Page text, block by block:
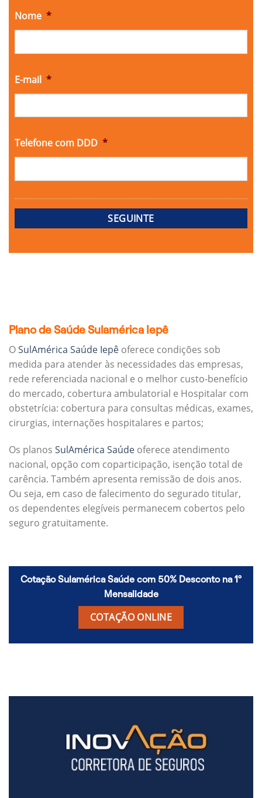
Nome *
E-mail *
Telefone com DDD *
Plano de Saúde Sulamérica Iepê
OSulAmérica Saúde Iepê oferece condições sob
medida para atender às necessidades das empresas,
rede referenciada nacional e o melhor custo-benefício
do mercado, cobertura ambulatorial e Hospitalar com
obstetrícia: cobertura para consultas médicas, exames,
cirurgias, internações hospitalares e partos;
Os planos SulAmérica Saúde oferece atendimento
nacional, opção com coparticipação, isenção total de
carência. Também apresenta remissão de dois anos.
Ou seja, em caso de falecimento do segurado titular,
os dependentes elegíveis permanecem cobertos pelo
seguro gratuitamente.
Cotação Sulamérica Saúde com 50% Desconto na 1º
Mensalidade
COTAÇÃO ONLINE